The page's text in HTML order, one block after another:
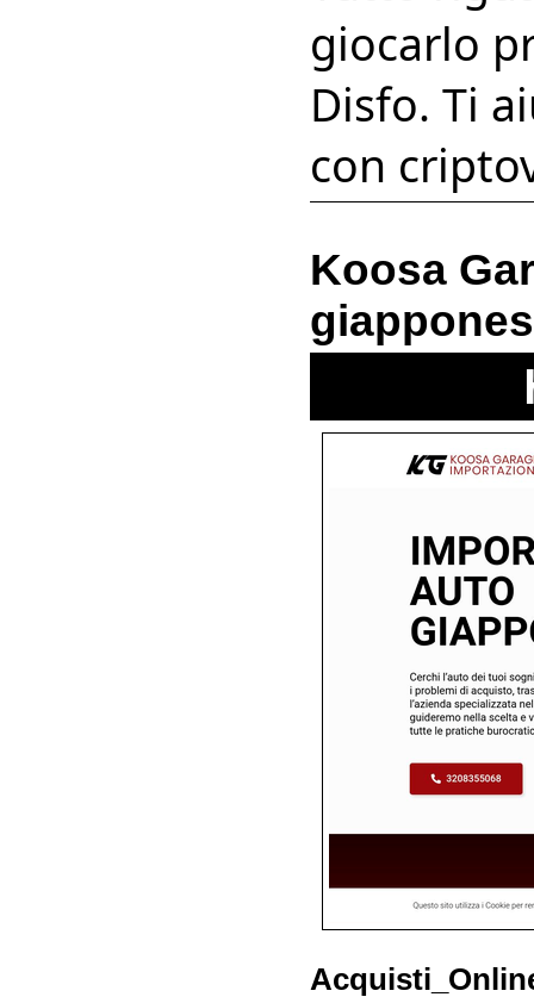
giocarlo
Disfo. Ti
con
Koosa